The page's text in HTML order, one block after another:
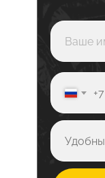
+7